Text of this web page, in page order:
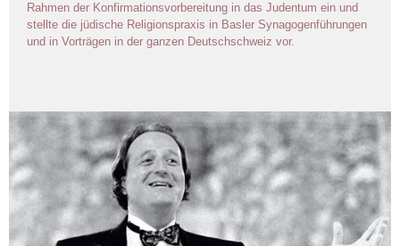
Rahmen der Konfirmationsvorbereitung in das Judentum ein und
stellte die jüdische Religionspraxis in Basler Synagogenführungen
und in Vorträgen in der ganzen Deutschschweiz vor.